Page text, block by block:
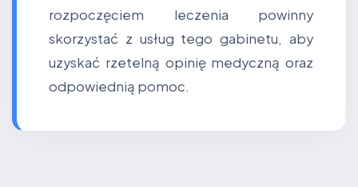
rozpoczęciem leczenia powinny
skorzystać z usług tego gabinetu, aby
uzyskać rzetelną opinię medyczną oraz
odpowiednią pomoc.